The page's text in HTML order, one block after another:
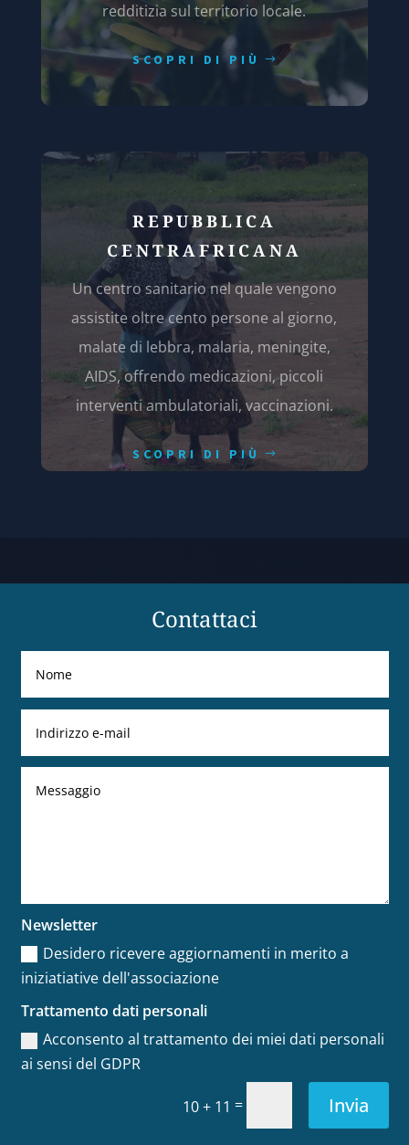
redditizia sul territorio locale.
SCOPRI DI PIÙ
REPUBBLICA
CENTRAFRICANA
Un centro sanitario nel quale vengono
assistite oltre cento persone al giorno,
malate di lebbra, malaria, meningite,
AIDS, offrendo medicazioni, piccoli
interventi ambulatoriali, vaccinazioni.
SCOPRI DI PIÙ
Contattaci
Newsletter
Desidero ricevere aggiornamenti in merito a
iniziatiative dell'associazione
Trattamento dati personali
Acconsento al trattamento dei miei dati personali
ai sensi del GDPR
10 + 11 = Invia